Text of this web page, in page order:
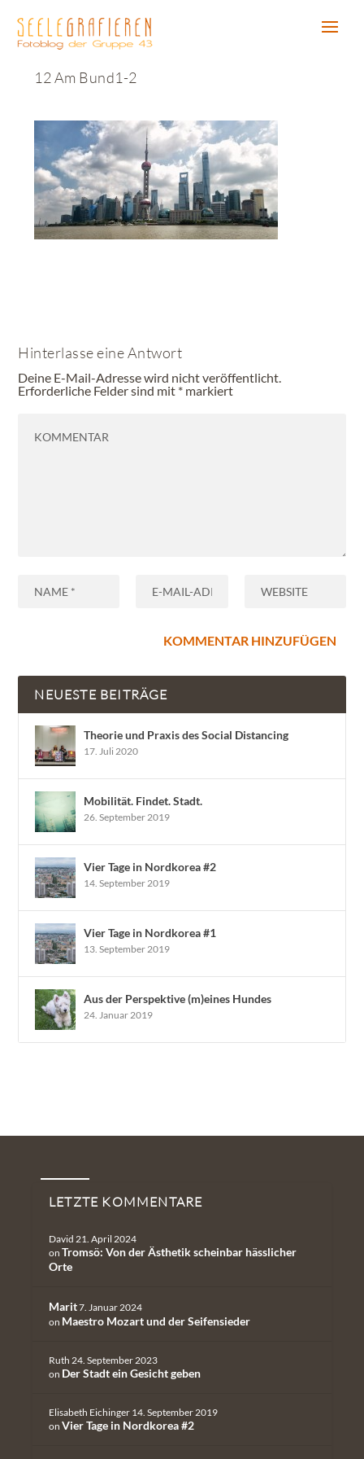
12 Am Bund1-2
Hinterlasse eine Antwort
Deine E-Mail-Adresse wird nicht veröffentlicht.
Erforderliche Felder sind mit * markiert
NEUESTE BEITRÄGE
Theorie und Praxis des Social Distancing
17. Juli 2020
Mobilität. Findet. Stadt.
26. September 2019
Vier Tage in Nordkorea #2
14. September 2019
Vier Tage in Nordkorea #1
13. September 2019
Aus der Perspektive (m)eines Hundes
24. Januar 2019
Neueste Kommentare
LETZTE KOMMENTARE
David 21. April 2024
on Tromsö: Von der Ästhetik scheinbar hässlicher
Orte
Marit7. Januar 2024
on Maestro Mozart und der Seifensieder
Ruth 24. September 2023
on Der Stadt ein Gesicht geben
Elisabeth Eichinger 14. September 2019
on Vier Tage in Nordkorea #2